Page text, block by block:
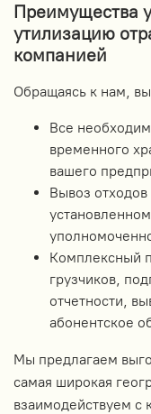
Преимущества
утилизацию
компанией
Обращаясь к нам,
Все
временного
вашего
Вывоз
Комплексный
грузчиков,
отчетности,
абонентское
Мы предлагаем
самая широкая
взаимодействуем